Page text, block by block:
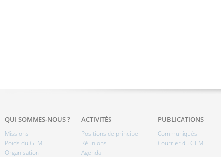
QUI SOMMES-NOUS ?
Missions
Poids du GEM
Organisation
ACTIVITÉS
Positions de principe
Réunions
Agenda
PUBLICATIONS
Communiqués
Courrier du GEM